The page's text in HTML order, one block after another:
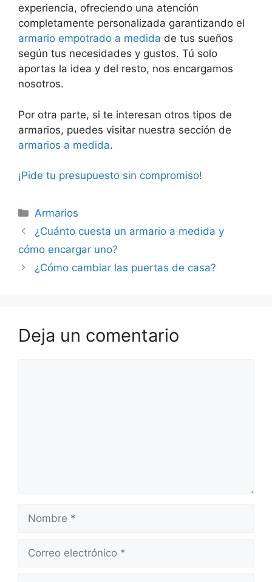
experiencia, ofreciendo una atención
completamente personalizada garantizando el
armario empotrado a medida de tus sueños
según tus necesidades y gustos. Tú solo
aportas la idea y del resto, nos encargamos
nosotros.
Por otra parte, si te interesan otros tipos de
armarios, puedes visitar nuestra sección de
armarios a medida.
¡Pide tu presupuesto sin compromiso!
Armarios
¿Cuánto cuesta un armario a medida y
cómo encargar uno?
¿Cómo cambiar las puertas de casa?
Deja un comentario